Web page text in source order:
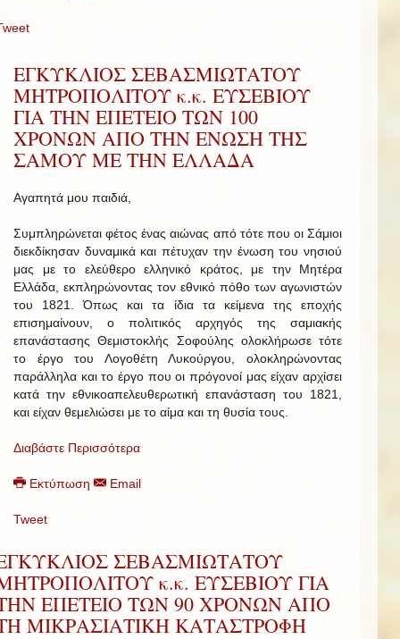
ΕΓΚΥΚΛΙΟΣ ΣΕΒΑΣΜΙΩΤΑΤΟΥ
ΜΗΤΡΟΠΟΛΙΤΟΥ κ.κ. ΕΥΣΕΒΙΟΥ
ΓΙΑ ΤΗΝ ΕΠΕΤΕΙΟ ΤΩΝ 100
ΧΡΟΝΩΝ ΑΠΟ ΤΗΝ ΕΝΩΣΗ ΤΗΣ
ΣΑΜΟΥ ΜΕ ΤΗΝ ΕΛΛΑΔΑ
Αγαπητά μου παιδιά,
Συμπληρώνεται φέτος ένας αιώνας από τότε που οι Σάμιοι
διεκδίκησαν δυναμικά και πέτυχαν την ένωση του νησιού
μας με το ελεύθερο ελληνικό κράτος, με την Μητέρα
Ελλάδα, εκπληρώνοντας τον εθνικό πόθο των αγωνιστών
του 1821. Όπως και τα ίδια τα κείμενα της εποχής
επισημαίνουν, ο πολιτικός αρχηγός της σαμιακής
επανάστασης Θεμιστοκλής Σοφούλης ολοκλήρωσε τότε
το έργο του Λογοθέτη Λυκούργου, ολοκληρώνοντας
παράλληλα και το έργο που οι πρόγονοί μας είχαν αρχίσει
κατά την εθνικοαπελευθερωτική επανάσταση του 1821,
και είχαν θεμελιώσει με το αίμα και τη θυσία τους.
Διαβάστε Περισσότερα
Εκτύπωση Email
Tweet
ΣΕΒΑΣΜΙΩΤΑΤΟΥ
κ.κ. ΕΥΣΕΒΙΟΥ ΓΙΑ
ΕΠΕΤΕΙΟ ΤΩΝ 90 ΧΡΟΝΩΝ ΑΠΟ
ΜΙΚΡΑΣΙΑΤΙΚΗ ΚΑΤΑΣΤΡΟΦΗ